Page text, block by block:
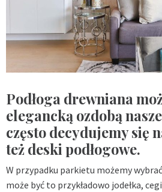
Podłoga drewniana
elegancką ozdobą
często decydujemy się
też deski podłogowe.
W przypadku parkietu możemy
może być to przykładowo jodełka,